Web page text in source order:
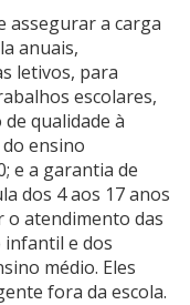
assegurar a carga
anuais,
letivos, para
escolares,
qualidade à
ensino
e a garantia de
dos 4 aos 17 anos
o atendimento das
infantil e dos
médio. Eles
fora da escola.